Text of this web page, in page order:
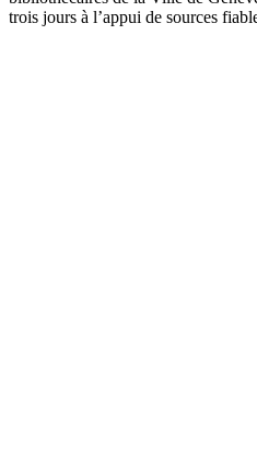
trois jours à l’appui de sources